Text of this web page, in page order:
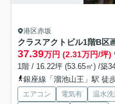
港区赤坂
クラスアクトビル1階B区
37.39万円 (2.31万円/坪)
1階 / 16.22坪 (53.65㎡) /築
銀座線「溜池山王」駅 徒
エアコン 電気有 温水